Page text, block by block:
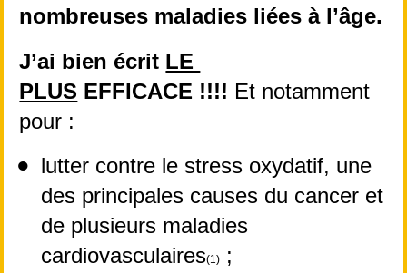
nombreuses maladies liées à l’âge.
J’ai bien écrit LE
PLUS EFFICACE !!!! Et notamment
pour :
lutter contre le stress oxydatif, une
des principales causes du cancer et
de plusieurs maladies
cardiovasculaires(1)
;